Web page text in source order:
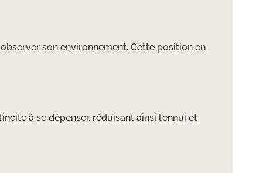
son environnement. Cette position en
à se dépenser, réduisant ainsi l’ennui et